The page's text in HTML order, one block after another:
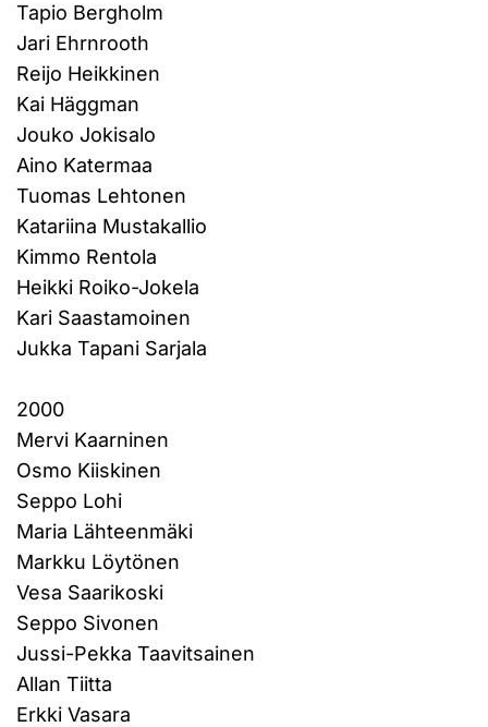
Tapio Bergholm
Jari Ehrnrooth
Reijo Heikkinen
Kai Häggman
Jouko Jokisalo
Aino Katermaa
Tuomas Lehtonen
Katariina Mustakallio
Kimmo Rentola
Heikki Roiko-Jokela
Kari Saastamoinen
Jukka Tapani Sarjala
2000
Mervi Kaarninen
Osmo Kiiskinen
Seppo Lohi
Maria Lähteenmäki
Markku Löytönen
Vesa Saarikoski
Seppo Sivonen
Jussi-Pekka Taavitsainen
Allan Tiitta
Erkki Vasara